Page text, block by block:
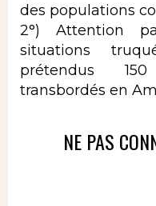
des populations
2°) Attention
situations
prétendus
transbordés en
NE PAS